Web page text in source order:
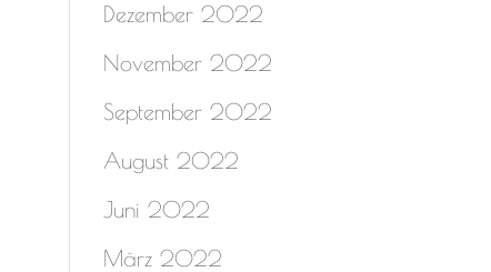
Dezember 2022
November 2022
September 2022
August 2022
Juni 2022
März 2022